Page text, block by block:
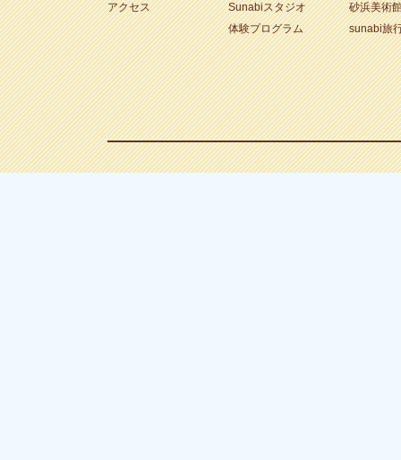
アクセス
Sunabiスタジオ
体験プログラム
砂浜美術
sunabi旅